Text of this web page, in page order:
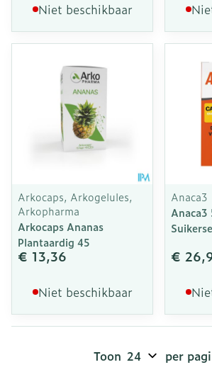
Niet beschikbaar
Arkocaps, Arkogelules,
Arkopharma
Arkocaps Ananas
Plantaardig 45
€ 13,36
Niet beschikbaar
Anaca3
Anaca3
€
Toon per